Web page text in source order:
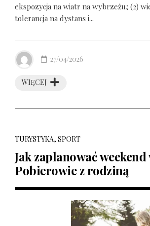
ekspozycja na wiatr na wybrzeżu; (2)
tolerancja na dystans i...
WIĘCEJ
27/04/2026
TURYSTYKA, SPORT
Jak zaplanować weekend
Pobierowie z rodziną